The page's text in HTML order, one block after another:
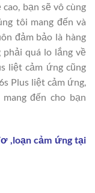
bạn sẽ vô cùng
tôi mang đến và
đảm bảo là hàng
quá lo lắng về
liệt cảm ứng cũng
Plus liệt cảm ứng,
đến cho bạn
,loạn cảm ứng tại